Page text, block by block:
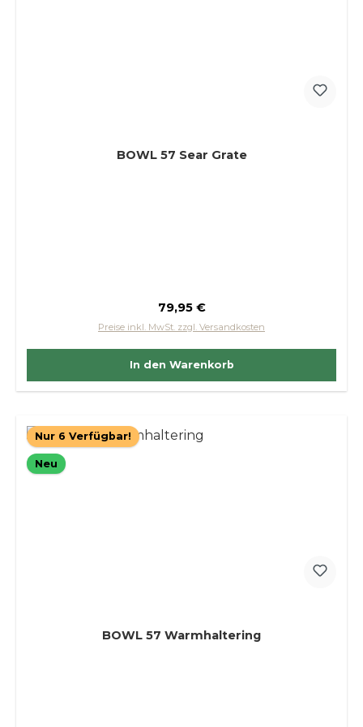
BOWL 57 Sear Grate
Regulärer Preis:
79,95 €
Preise inkl. MwSt. zzgl. Versandkosten
In den Warenkorb
Nur 6 Verfügbar!
Neu
BOWL 57 Warmhaltering